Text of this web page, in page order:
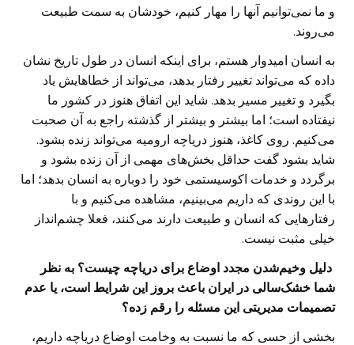
و ما نمی‌توانیم آنها را مهار کنیم، خودشان به سمت طبیعت
می‌روند.
به انسان امیدوار هستم، برای اینکه انسان در طول تاریخ نشان
داده که می‌تواند تغییر رفتار بدهد، می‌تواند از خطاهایش یاد
بگیرد و تغییر مسیر بدهد. شاید این اتفاق هنوز در کشور ما
نیفتاده است؛ اما بیشتر و بیشتر از گذشته راجع به آن صحبت
می‌کنیم. روی کاغذ، هنوز دریاچه ارومیه می‌تواند زنده بشود.
شاید بشود گفت حداقل بخش‌های مهمی از آن زنده بشود و
برگردد و خدمات اکوسیستمی خود را دوباره به انسان بدهد؛ اما
با این روندی که داریم می‌بینیم، مشاهده می‌کنیم و با
رفتارهایی که انسان و طبیعت دارند می‌کنند، فعلا چشم‌انداز
خیلی مثبت نیست.
‌ دلیل وخیم‌شدن مجدد اوضاع برای دریاچه چیست؟ به نظر
شما خشک‌سالی در ایران باعث بروز این شرایط است، یا عدم
تصمیمات مدیریتی این مسئله را رقم زده؟
بخشی از حسی که ما نسبت به وخامت اوضاع دریاچه داریم،